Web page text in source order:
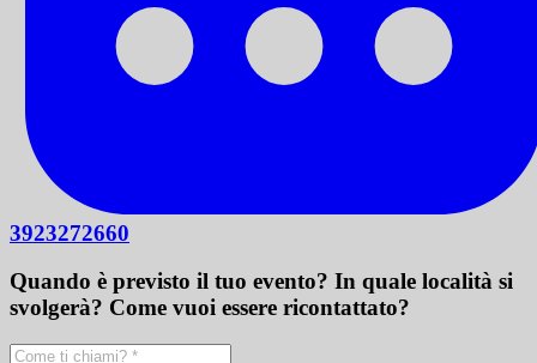
3923272660
Quando è previsto il tuo evento? In quale località si
svolgerà? Come vuoi essere ricontattato?